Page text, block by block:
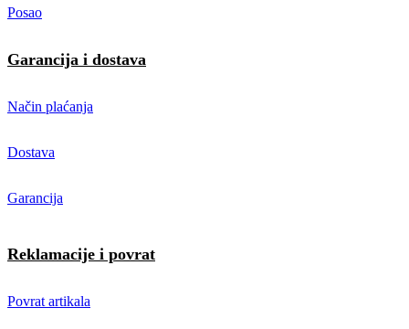
Posao
Garancija i dostava
Način plaćanja
Dostava
Garancija
Reklamacije i povrat
Povrat artikala